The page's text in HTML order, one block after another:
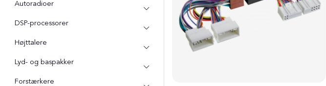
Autoradioer
DSP-processorer
Højttalere
Lyd- og baspakker
Forstærkere